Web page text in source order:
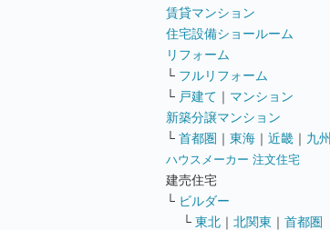
賃貸マンション
住宅設備ショールーム
リフォーム
└ フルリフォーム
└ 戸建て ｜ マンション
新築分譲マンション
└ 首都圏 ｜ 東海 ｜ 近畿 ｜ 九州
ハウスメーカー 注文住宅
建売住宅
└ ビルダー
└ 東北 ｜ 北関東 ｜ 首都圏